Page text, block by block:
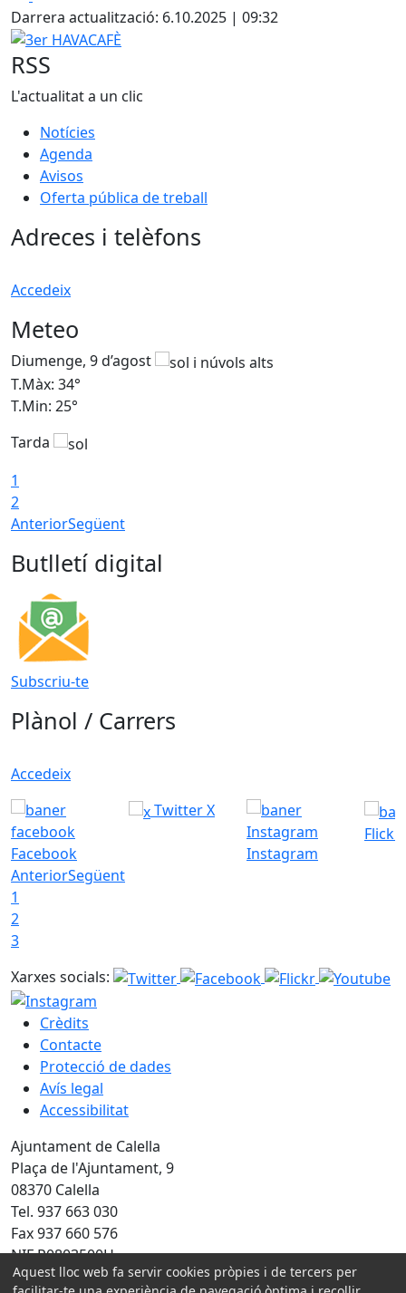
Darrera actualització: 6.10.2025 | 09:32
3er HAVACAFÈ
RSS
L'actualitat a un clic
Notícies
Agenda
Avisos
Oferta pública de treball
Adreces i telèfons
Accedeix
Meteo
Diumenge, 9 d’agost
T.Màx: 34°
T.Min: 25°
Tarda
1
2
AnteriorSegüent
Butlletí digital
Subscriu-te
Plànol / Carrers
Accedeix
Facebook
Twitter X
Instagram
Flickr
AnteriorSegüent
1
2
3
Xarxes socials:
Crèdits
Contacte
Protecció de dades
Avís legal
Accessibilitat
Ajuntament de Calella
Plaça de l'Ajuntament, 9
08370 Calella
Tel. 937 663 030
Fax 937 660 576
NIF P0803500H
Aquest lloc web fa servir cookies pròpies i de tercers per